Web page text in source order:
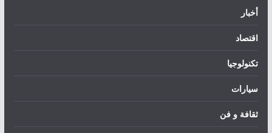
أخبار
اقتصاد
تكنولوجيا
سيارات
ثقافة و فن